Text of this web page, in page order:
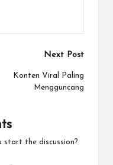
Next Post
Konten Viral Paling
Mengguncang
start the discussion?